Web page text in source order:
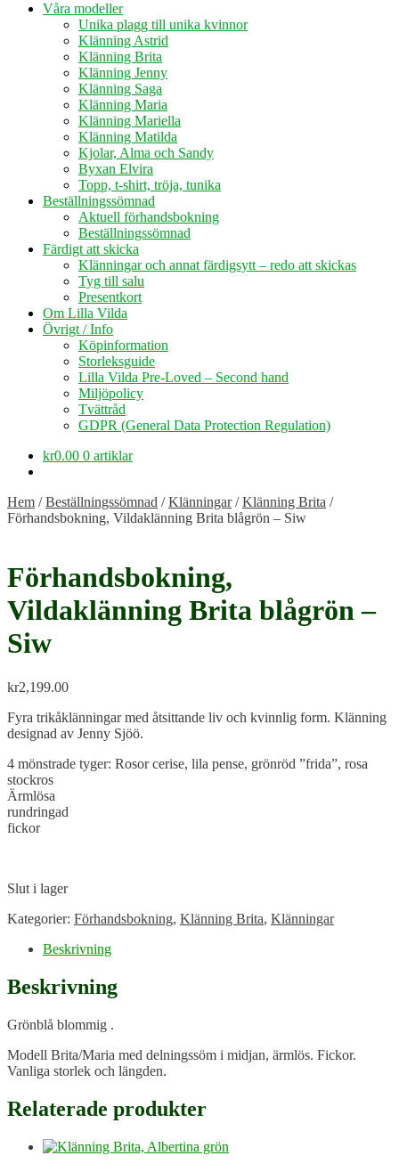
Våra modeller
Unika plagg till unika kvinnor
Klänning Astrid
Klänning Brita
Klänning Jenny
Klänning Saga
Klänning Maria
Klänning Mariella
Klänning Matilda
Kjolar, Alma och Sandy
Byxan Elvira
Topp, t-shirt, tröja, tunika
Beställningssömnad
Aktuell förhandsbokning
Beställningssömnad
Färdigt att skicka
Klänningar och annat färdigsytt – redo att skickas
Tyg till salu
Presentkort
Om Lilla Vilda
Övrigt / Info
Köpinformation
Storleksguide
Lilla Vilda Pre-Loved – Second hand
Miljöpolicy
Tvättråd
GDPR (General Data Protection Regulation)
kr0.00 0 artiklar
Hem /Beställningssömnad /Klänningar/Klänning Brita /
Förhandsbokning, Vildaklänning Brita blågrön – Siw
Förhandsbokning,
Vildaklänning Brita blågrön –
Siw
kr2,199.00
Fyra trikåklänningar med åtsittande liv och kvinnlig form. Klänning
designad av Jenny Sjöö.
4 mönstrade tyger: Rosor cerise, lila pense, grönröd ”frida”, rosa
stockros
Ärmlösa
rundringad
fickor
Slut i lager
Kategorier: Förhandsbokning, Klänning Brita, Klänningar
Beskrivning
Beskrivning
Grönblå blommig .
Modell Brita/Maria med delningssöm i midjan, ärmlös. Fickor.
Vanliga storlek och längden.
Relaterade produkter